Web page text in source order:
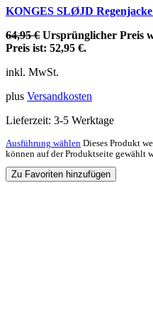
KONGES SLØJD
64,95€ Ursprünglicher Preis
Preis ist: 52,95 €.
inkl. MwSt.
plus Versandkosten
Lieferzeit: 3-5 Werktage
Ausführung wählen Dieses Produkt
können auf der Produktseite gewählt
Zu Favoriten hinzufügen